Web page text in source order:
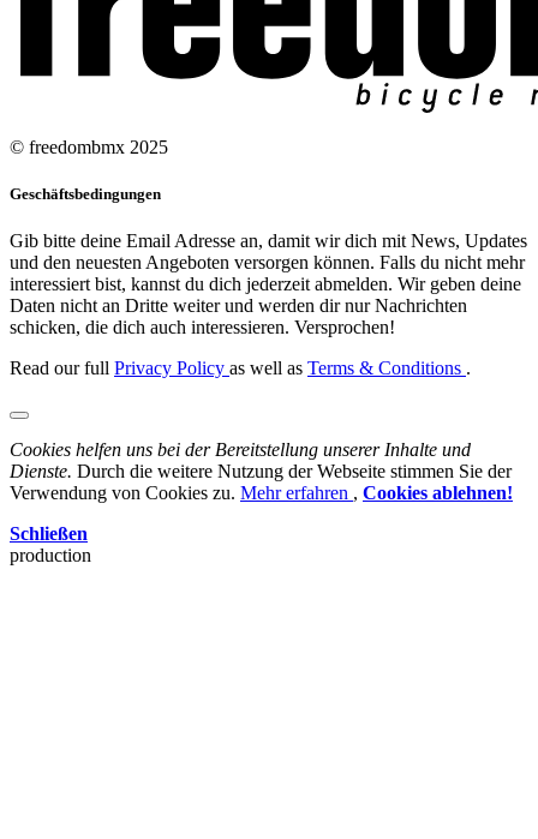
© freedombmx 2025
Geschäftsbedingungen
Gib bitte deine Email Adresse an, damit wir dich mit News, Updates
und den neuesten Angeboten versorgen können. Falls du nicht mehr
interessiert bist, kannst du dich jederzeit abmelden. Wir geben deine
Daten nicht an Dritte weiter und werden dir nur Nachrichten
schicken, die dich auch interessieren. Versprochen!
Read our full Privacy Policy as well as Terms & Conditions .
Cookies helfen uns bei der Bereitstellung unserer Inhalte und
Dienste. Durch die weitere Nutzung der Webseite stimmen Sie der
Verwendung von Cookies zu. Mehr erfahren , Cookies ablehnen!
Schließen
production